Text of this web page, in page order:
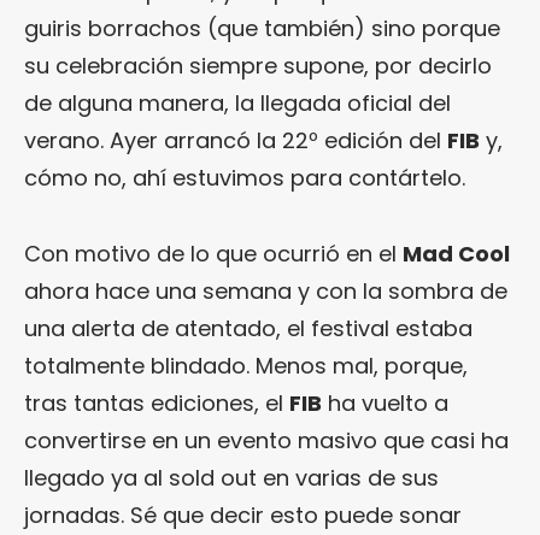
guiris borrachos (que también) sino porque
su celebración siempre supone, por decirlo
de alguna manera, la llegada oficial del
verano. Ayer arrancó la 22º edición del FIB y,
cómo no, ahí estuvimos para contártelo.
Con motivo de lo que ocurrió en el Mad Cool
ahora hace una semana y con la sombra de
una alerta de atentado, el festival estaba
totalmente blindado. Menos mal, porque,
tras tantas ediciones, el FIB ha vuelto a
convertirse en un evento masivo que casi ha
llegado ya al sold out en varias de sus
jornadas. Sé que decir esto puede sonar